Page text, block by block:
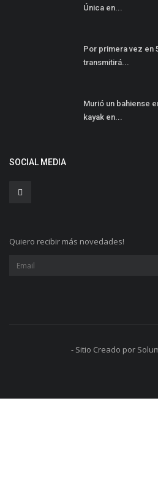
Única en...
Por primera vez en
transmitirá...
Murió un bahiense
kayak en...
SOCIAL MEDIA
Quiero recibir más novedades!
- Sitio Creado por